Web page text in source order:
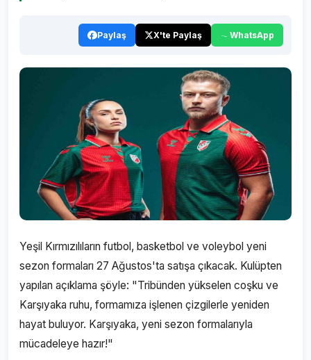
Paylaş X'te Paylaş WhatsApp
Yeşil Kırmızılıların futbol, basketbol ve voleybol yeni
sezon formaları 27 Ağustos'ta satışa çıkacak. Kulüpten
yapılan açıklama şöyle: "Tribünden yükselen coşku ve
Karşıyaka ruhu, formamıza işlenen çizgilerle yeniden
hayat buluyor. Karşıyaka, yeni sezon formalarıyla
mücadeleye hazır!"